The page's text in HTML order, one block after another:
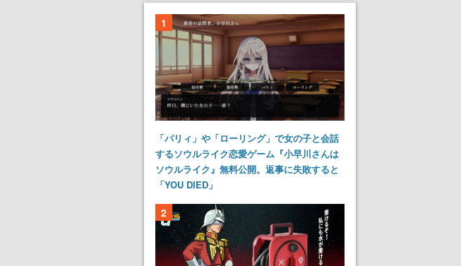
1
「パリィ」や「ローリング」で女の子と会話
するソウルライク恋愛ゲーム『小早川さんは
ソウルライク』無料公開。返事に失敗すると
「YOU DIED」
2